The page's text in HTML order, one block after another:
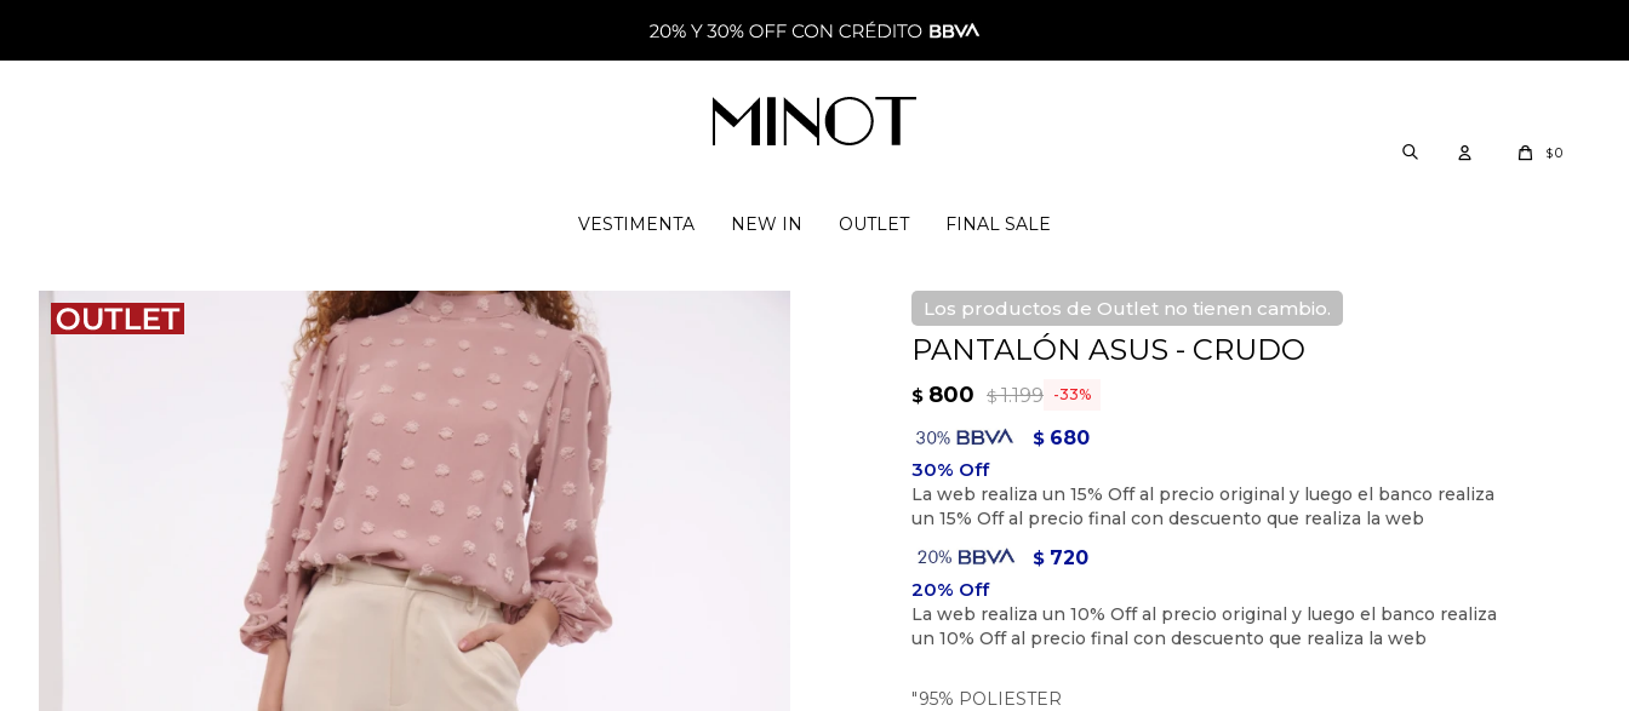
VESTIMENTA NEW IN OUTLET FINAL SALE
$0
Los productos de Outlet no tienen cambio.
PANTALÓN ASUS - CRUDO
$ 800 $1.199 33
$ 680
$ 720
"95% POLIESTER